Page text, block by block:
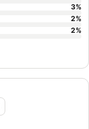
3%
2%
2%